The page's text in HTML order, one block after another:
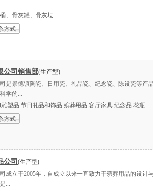
、骨灰罐、骨灰坛...
方式
公司销售部(生产型)
是景德镇陶瓷、日用瓷、礼品瓷、纪念瓷、陈设瓷等产
学的...
塑品 节日礼品和饰品 殡葬用品 客厅家具 纪念品 花瓶...
方式
公司 (生产型)
成立于2005年，自成立以来一直致力于殡葬用品的设计
...